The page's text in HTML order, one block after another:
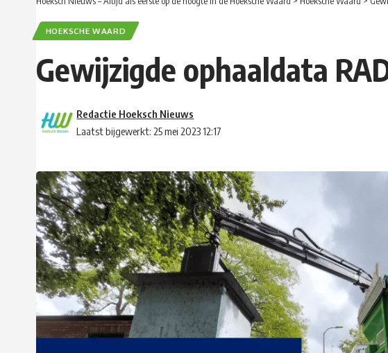
HOEKSCHE WAARD
Gewijzigde ophaaldata
Laatst bijgewerkt: 25 mei 2023 12:17
Redactie Hoeksch Nieuws